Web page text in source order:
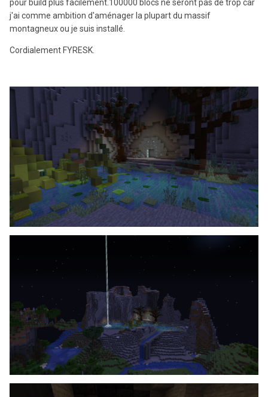
pour build plus facilement.100000 blocs ne seront pas de trop car
j'ai comme ambition d'aménager la plupart du massif
montagneux ou je suis installé.
Cordialement FYRESK.